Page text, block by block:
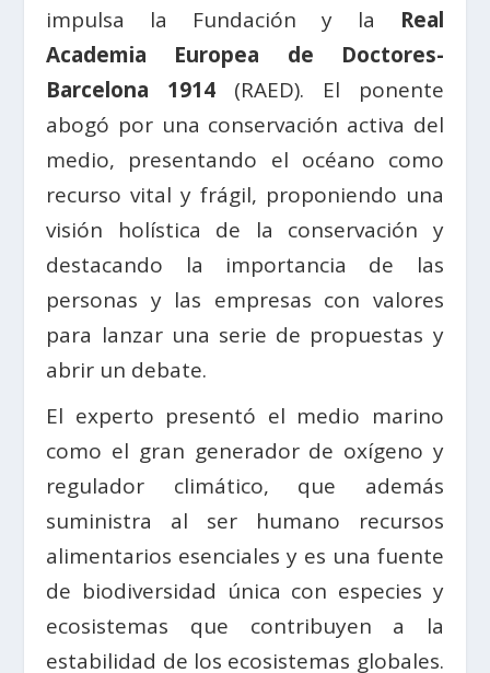
impulsa la Fundación y la Real
Academia Europea de Doctores-
Barcelona 1914 (RAED). El ponente
abogó por una conservación activa del
medio, presentando el océano como
recurso vital y frágil, proponiendo una
visión holística de la conservación y
destacando la importancia de las
personas y las empresas con valores
para lanzar una serie de propuestas y
abrir un debate.
El experto presentó el medio marino
como el gran generador de oxígeno y
regulador climático, que además
suministra al ser humano recursos
alimentarios esenciales y es una fuente
de biodiversidad única con especies y
ecosistemas que contribuyen a la
estabilidad de los ecosistemas globales.